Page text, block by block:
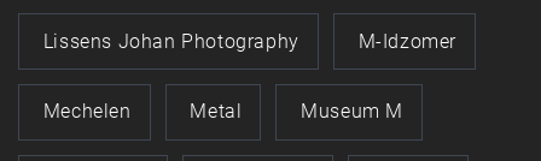
Lissens Johan Photography M-Idzomer
Mechelen Metal Museum M